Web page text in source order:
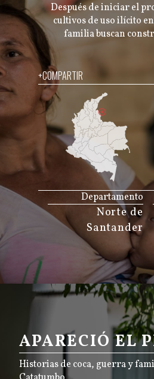
Después de iniciar el
cultivos de uso ilícito
familia buscan
+COMPARTIR
Departamento
Norte de
Santander
APARECIÓ EL
Historias de coca, guerra y